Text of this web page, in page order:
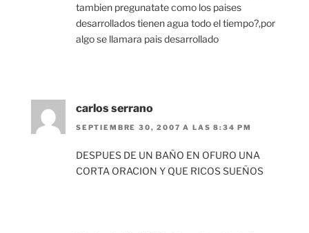
tambien pregunatate como los paises
desarrollados tienen agua todo el tiempo?,por
algo se llamara pais desarrollado
carlos serrano
SEPTIEMBRE 30, 2007 A LAS 8:34 PM
DESPUES DE UN BAÑO EN OFURO UNA
CORTA ORACION Y QUE RICOS SUEÑOS